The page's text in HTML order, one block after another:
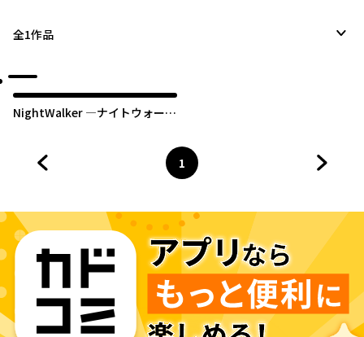
全1作品
NightWalker ―ナイトウォーカ
ページ
1
へ